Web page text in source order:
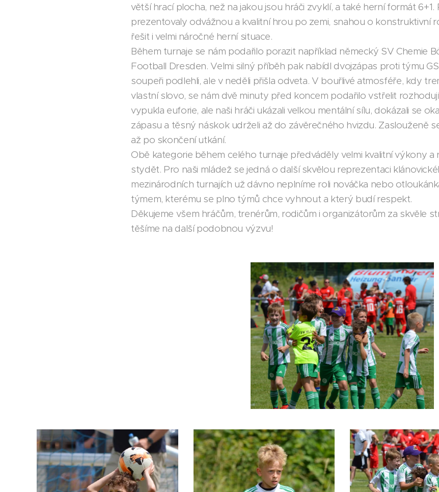
větší hrací plocha, než na jakou jsou hráči zvyklí, a také herní formát
prezentovaly odvážnou a kvalitní hrou po zemi, snahou o konstruktivní
řešit i velmi náročné herní situace.
Během turnaje se nám podařilo porazit například německý SV Chemie
Football Dresden. Velmi silný příběh pak nabídl dvojzápas proti týmu
soupeři podlehli, ale v neděli přišla odveta. V bouřlivé atmosféře, kdy
vlastní slovo, se nám dvě minuty před koncem podařilo vstřelit
vypukla euforie, ale naši hráči ukázali velkou mentální sílu, dokázali se
zápasu a těsný náskok udrželi až do závěrečného hvizdu. Zaslouženě
až po skončení utkání.
Obě kategorie během celého turnaje předváděly velmi kvalitní výkony a
stydět. Pro naši mládež se jedná o další skvělou reprezentaci
mezinárodních turnajích už dávno neplníme roli nováčka nebo
týmem, kterému se plno týmů chce vyhnout a který budí respekt.
Děkujeme všem hráčům, trenérům, rodičům i organizátorům za skvěle
těšíme na další podobnou výzvu!